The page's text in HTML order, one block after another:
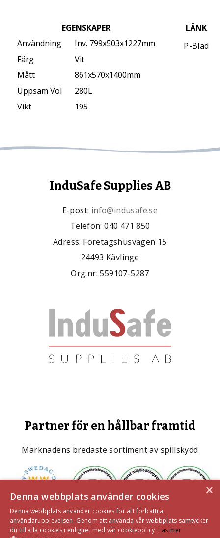
EGENSKAPER
Användning
Inv. 799x503x1227mm
Färg
Vit
Mått
861x570x1400mm
Uppsam Vol
280L
Vikt
195
LÄNK
P-Blad
InduSafe Supplies AB
E-post: info@indusafe.se
Telefon: 040 471 850
Adress: Företagshusvägen 15
24493 Kävlinge
Org.nr: 559107-5287
Partner för en hållbar framtid
Marknadens bredaste sortiment av spillskydd
×
Denna webbplats använder cookies
Denna webbplats använder cookies för att förbättra
användarupplevelsen. Genom att använda vår webbplats samtycker
du till alla cookies i enlighet med vår cookiepolicy. Läs mer